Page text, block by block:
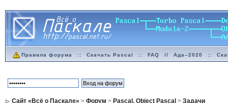
Правила форума :: Скачать Pascal :: FAQ // Ада–2020 ::
Сайт «Всё о Паскале» > Форум > Pascal, Object Pascal > Задачи